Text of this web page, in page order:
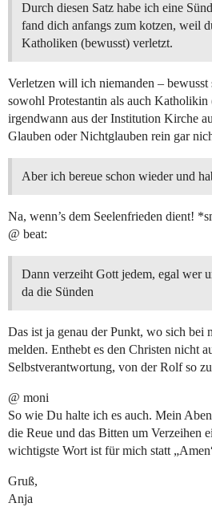
Durch diesen Satz habe ich eine
fand dich anfangs zum kotzen, weil
Katholiken (bewusst) verletzt.
Verletzen will ich niemanden –
sowohl Protestantin als auch
irgendwann aus der Institution Kirche
Glauben oder Nichtglauben rein gar
Aber ich bereue schon wieder und
Na, wenn’s dem Seelenfrieden dient!
@ beat:
Dann verzeiht Gott jedem, egal wer
da die Sünden
Das ist ja genau der Punkt, wo sich bei
melden. Enthebt es den Christen nicht
Selbstverantwortung, von der Rolf so
@ moni
So wie Du halte ich es auch. Mein
die Reue und das Bitten um Verzeihen
wichtigste Wort ist für mich statt
Gruß,
Anja